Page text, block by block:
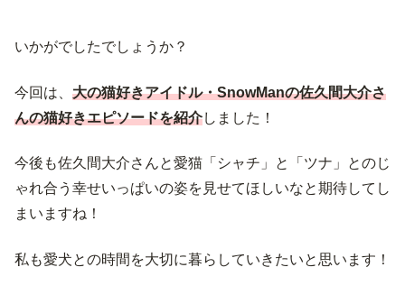
いかがでしたでしょうか？
今回は、 大の猫好きアイドル・SnowManの佐久間大介さ
んの猫好きエピソードを紹介しました！
今後も佐久間大介さんと愛猫「シャチ」と「ツナ」とのじ
ゃれ合う幸せいっぱいの姿を見せてほしいなと期待してし
まいますね！
私も愛犬との時間を大切に暮らしていきたいと思います！